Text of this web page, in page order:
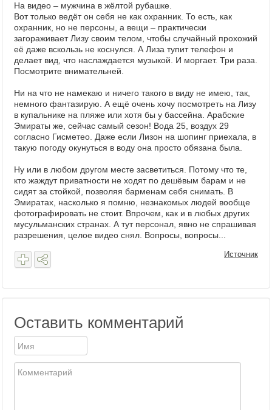
На видео – мужчина в жёлтой рубашке.
Вот только ведёт он себя не как охранник. То есть, как
охранник, но не персоны, а вещи – практически
загораживает Лизу своим телом, чтобы случайный прохожий
её даже вскользь не коснулся. А Лиза тупит телефон и
делает вид, что наслаждается музыкой. И моргает. Три раза.
Посмотрите внимательней.
Ни на что не намекаю и ничего такого в виду не имею, так,
немного фантазирую. А ещё очень хочу посмотреть на Лизу
в купальнике на пляже или хотя бы у бассейна. Арабские
Эмираты же, сейчас самый сезон! Вода 25, воздух 29
согласно Гисметео. Даже если Лизон на шопинг приехала, в
такую погоду окунуться в воду она просто обязана была.
Ну или в любом другом месте засветиться. Потому что те,
кто жаждут приватности не ходят по дешёвым барам и не
сидят за стойкой, позволяя барменам себя снимать. В
Эмиратах, насколько я помню, незнакомых людей вообще
фотографировать не стоит. Впрочем, как и в любых других
мусульманских странах. А тут персонал, явно не спрашивая
разрешения, целое видео снял. Вопросы, вопросы...
Источник
Оставить комментарий